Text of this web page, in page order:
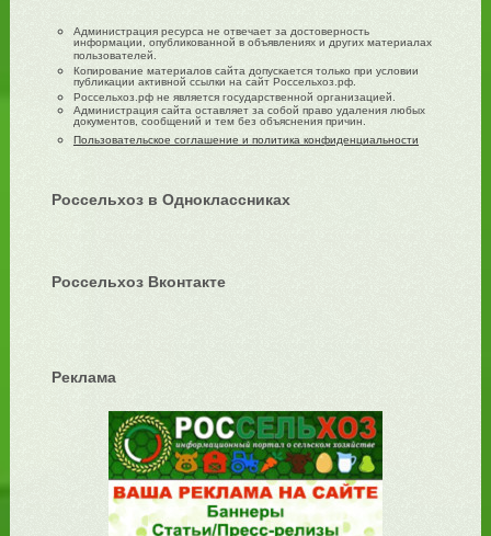
Администрация ресурса не отвечает за достоверность
информации, опубликованной в объявлениях и других материалах
пользователей.
Копирование материалов сайта допускается только при условии
публикации активной ссылки на сайт Россельхоз.рф.
Россельхоз.рф не является государственной организацией.
Администрация сайта оставляет за собой право удаления любых
документов, сообщений и тем без объяснения причин.
Пользовательское соглашение и политика конфиденциальности
Россельхоз в Одноклассниках
Россельхоз Вконтакте
Реклама